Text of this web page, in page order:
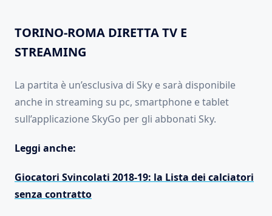
TORINO-ROMA DIRETTA TV E
STREAMING
La partita è un’esclusiva di Sky e sarà disponibile
anche in streaming su pc, smartphone e tablet
sull’applicazione SkyGo per gli abbonati Sky.
Leggi anche:
Giocatori Svincolati 2018-19: la Lista dei calciatori
senza contratto